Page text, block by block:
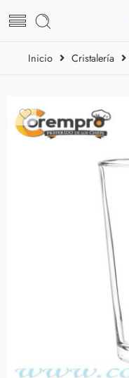
Inicio Cristalería